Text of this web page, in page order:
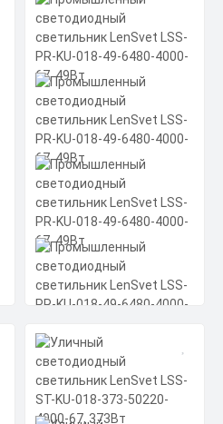
Размеры без упаковки: 58х58х665
мм
Цена по запросу
минутСкачать
КП
Промышленный
светодиодный
светильник LenSvet LSS-
PR-KU-018-49-6480-4000-
67, 49Вт